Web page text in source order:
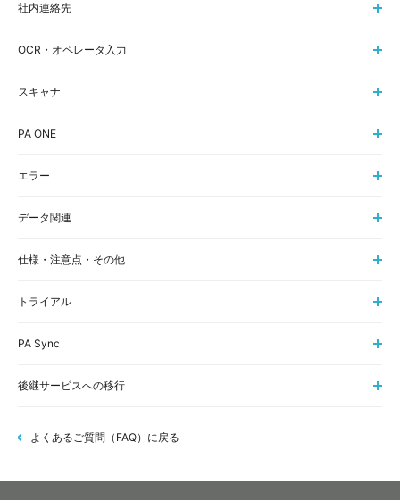
社内連絡先
OCR・オペレータ入力
スキャナ
PA ONE
エラー
データ関連
仕様・注意点・その他
トライアル
PA Sync
後継サービスへの移行
よくあるご質問（FAQ）に戻る